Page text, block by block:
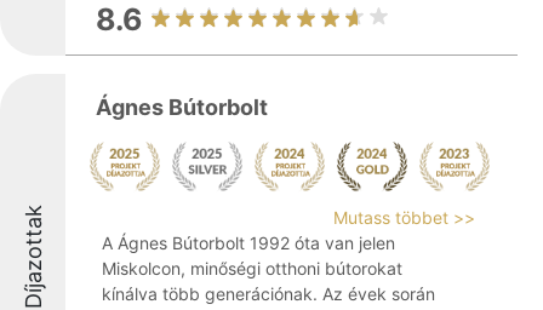
8.6
Díjazottak
Ágnes Bútorbolt
Mutass többet >>
A Ágnes Bútorbolt 1992 óta van jelen
Miskolcon, minőségi otthoni bútorokat
kínálva több generációnak. Az évek során